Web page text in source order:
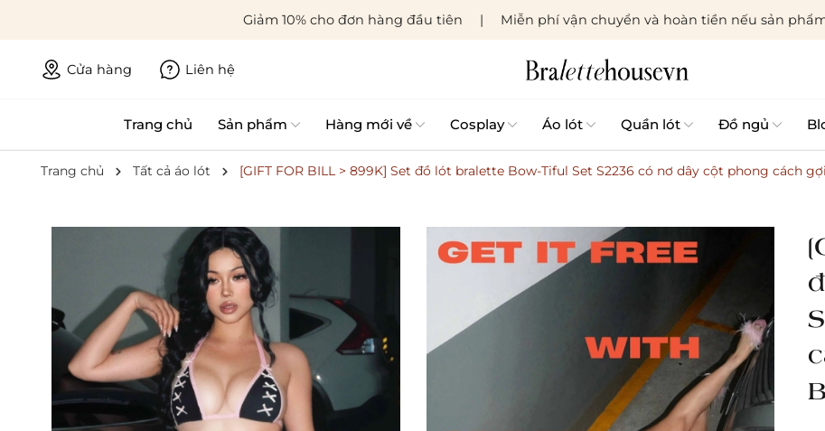
Giảm 10% cho đơn hàng đầu tiên Miễn phí vận chuyển và hoàn tiền nếu sản
Cửa hàng Liên hệ
Trang chủ Sản phẩm Hàng mới về Cosplay Áo lót Quần lót Đồ ngủ
Trang chủ Tất cả áo lót [GIFT FOR BILL > 899K] Set đồ lót bralette Bow-Tiful Set S2236 có nơ dây cột phong cách